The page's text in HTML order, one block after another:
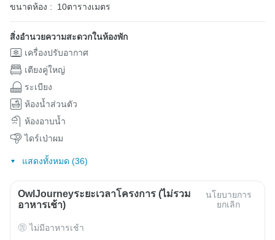
ขนาดห้อง : 10ตารางเมตร
สิ่งอำนวยความสะดวกในห้องพัก
เครื่องปรับอากาศ
เตียงคู่ใหญ่
ระเบียง
ห้องน้ำส่วนตัว
ห้องอาบน้ำ
ไดร์เป่าผม
แสดงทั้งหมด (36)
OwlJourneyระยะเวลาโครงการ (ไม่รวม
อาหารเช้า)
นโยบายการ
ยกเลิก
ไม่มีอาหารเช้า